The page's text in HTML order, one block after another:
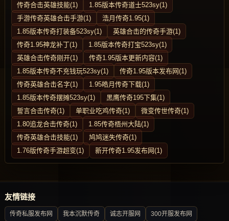
传奇合击英雄技能(1)
1.85版本传奇道士523sy(1)
手游传奇英雄合击手游(1)
浩月传奇1.95(1)
1.85版本传奇打装备523sy(1)
英雄合击的传奇手游(1)
传奇1.95神龙补丁(1)
1.85版本传奇打宝523sy(1)
英雄合击传奇刚开(1)
传奇1.95版本更新内容(1)
1.85版本传奇不充钱玩523sy(1)
传奇1.95版本发布网(1)
传奇英雄合击名字(1)
1.95皓月传奇下载(1)
1.85版本传奇摆摊523sy(1)
黑鹰传奇195下集(1)
誓言合击传奇(1)
单职业吃鸡传奇(1)
微变传世传奇(1)
1.80追龙合击传奇(1)
1.85传奇梧州大陆(1)
传奇英雄合击技能(1)
鸠鸠迷失传奇(1)
1.76版传奇手游超变(1)
新开传奇1.95发布网(1)
友情链接
传奇私服发布网 我本沉默传奇 诚志开服网 300开服发布网